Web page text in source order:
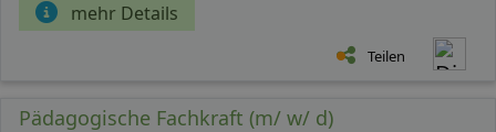
mehr Details
Teilen
Pädagogische Fachkraft (m/ w/ d)